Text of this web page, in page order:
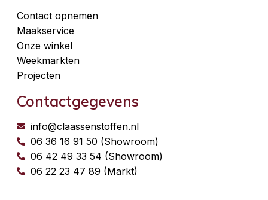
Contact opnemen
Maakservice
Onze winkel
Weekmarkten
Projecten
Contactgegevens
info@claassenstoffen.nl
06 36 16 91 50 (Showroom)
06 42 49 33 54 (Showroom)
06 22 23 47 89 (Markt)